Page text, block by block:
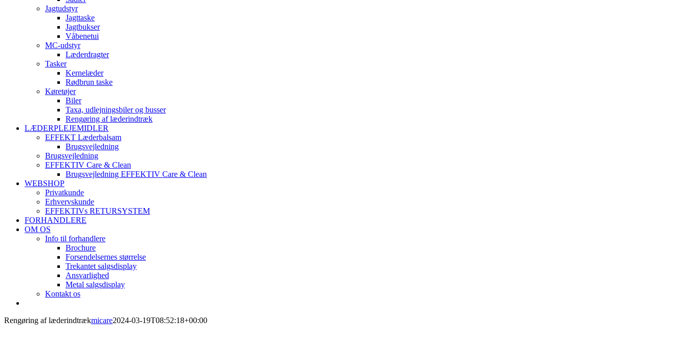
Jagtudstyr
Jagttaske
Jagtbukser
Våbenetui
MC-udstyr
Læderdragter
Tasker
Kernelæder
Rødbrun taske
Køretøjer
Biler
Taxa, udlejningsbiler og busser
Rengøring af læderindtræk
LÆDERPLEJEMIDLER
EFFEKT Læderbalsam
Brugsvejledning
Brugsvejledning
EFFEKTIV Care & Clean
Brugsvejledning EFFEKTIV Care & Clean
WEBSHOP
Privatkunde
Erhvervskunde
EFFEKTIVs RETURSYSTEM
FORHANDLERE
OM OS
Info til forhandlere
Brochure
Forsendelsernes størrelse
Trekantet salgsdisplay
Ansvarlighed
Metal salgsdisplay
Kontakt os
Rengøring af læderindtrækmicare2024-03-19T08:52:18+00:00